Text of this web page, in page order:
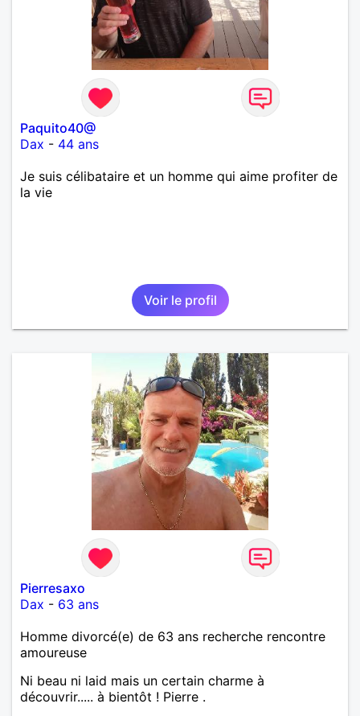
Paquito40@
Dax - 44 ans
Je suis célibataire et un homme qui aime profiter de
la vie
Voir le profil
Pierresaxo
Dax - 63 ans
Homme divorcé(e) de 63 ans recherche rencontre
amoureuse
Ni beau ni laid mais un certain charme à
découvrir..... à bientôt ! Pierre .